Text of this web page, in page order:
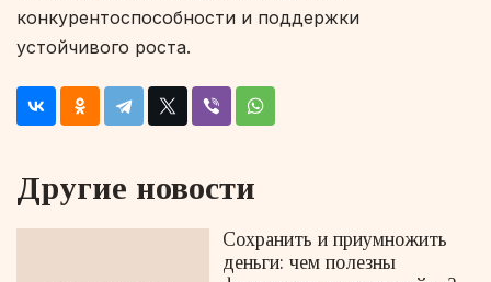
конкурентоспособности и поддержки
устойчивого роста.
Другие новости
Сохранить и приумножить
деньги: чем полезны